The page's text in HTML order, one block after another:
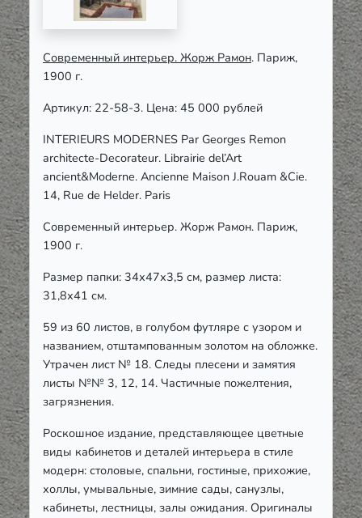
Современный интерьер. Жорж Рамон. Париж,
1900 г.
Артикул: 22-58-3. Цена: 45 000 рублей
INTERIEURS MODERNES Par Georges Remon
architecte-Decorateur. Librairie del’Art
ancient&Moderne. Ancienne Maison J.Rouam &Cie.
14, Rue de Helder. Paris
‎Современный интерьер. Жорж Рамон. Париж,
1900 г.
Размер папки: 34х47х3,5 см, размер листа:
31,8х41 см.
59 из 60 листов, в голубом футляре с узором и
названием, отштампованным золотом на обложке.
Утрачен лист № 18. Следы плесени и замятия
листы №№ 3, 12, 14. Частичные пожелтения,
загрязнения.
Роскошное издание, представляющее цветные
виды кабинетов и деталей интерьера в стиле
модерн: столовые, спальни, гостиные, прихожие,
холлы, умывальные, зимние сады, санузлы,
кабинеты, лестницы, залы ожидания. Оригиналы